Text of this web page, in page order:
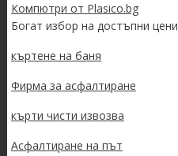
Компютри от Plasico.bg
Богат избор на достъпни цени
къртене на баня
Фирма за асфалтиране
кърти чисти извозва
Асфалтиране на път